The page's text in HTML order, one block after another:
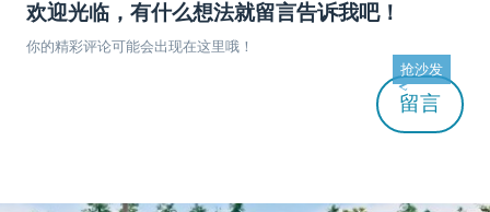
欢迎光临，有什么想法就留言告诉我吧！
你的精彩评论可能会出现在这里哦！
留言
抢沙发